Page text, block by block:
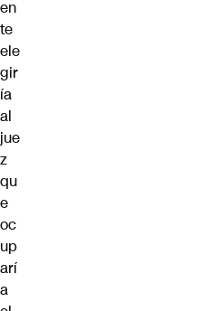
en
te
ele
gir
ía
al
jue
z
qu
e
oc
up
arí
a